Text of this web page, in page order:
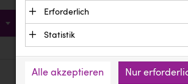
Erforderlich
Essenzielle Cookies
Funktion der Website erforderlich.
Daten und werden an keine
Anbieter: Eigentümer der Website
Statistik
verstehen, wie unsere Besucher
Alle akzeptieren Nur